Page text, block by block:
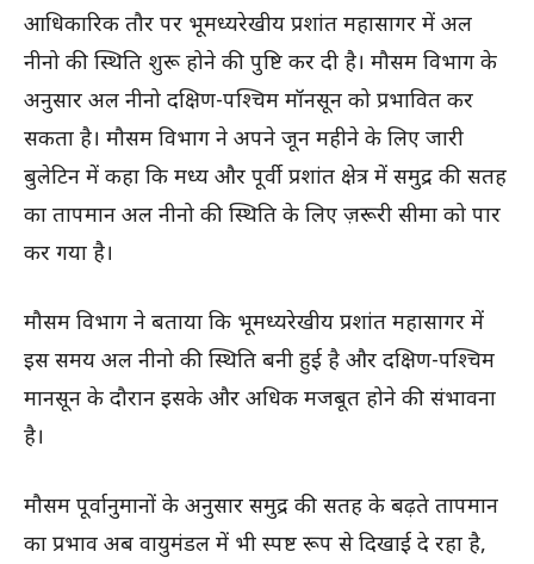
आधिकारिक तौर पर भूमध्यरेखीय प्रशांत महासागर में अल
नीनो की स्थिति शुरू होने की पुष्टि कर दी है। मौसम विभाग के
अनुसार अल नीनो दक्षिण-पश्चिम मॉनसून को प्रभावित कर
सकता है। मौसम विभाग ने अपने जून महीने के लिए जारी
बुलेटिन में कहा कि मध्य और पूर्वी प्रशांत क्षेत्र में समुद्र की सतह
का तापमान अल नीनो की स्थिति के लिए ज़रूरी सीमा को पार
कर गया है।
मौसम विभाग ने बताया कि भूमध्यरेखीय प्रशांत महासागर में
इस समय अल नीनो की स्थिति बनी हुई है और दक्षिण-पश्चिम
मानसून के दौरान इसके और अधिक मजबूत होने की संभावना
है।
मौसम पूर्वानुमानों के अनुसार समुद्र की सतह के बढ़ते तापमान
का प्रभाव अब वायुमंडल में भी स्पष्ट रूप से दिखाई दे रहा है,